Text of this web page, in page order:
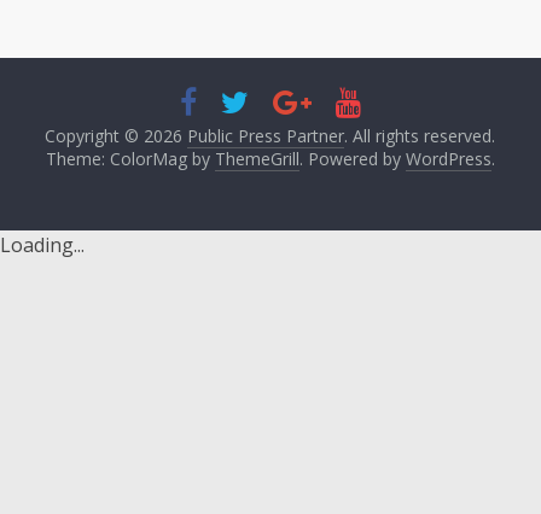
Copyright © 2026 Public Press Partner. All rights reserved.
Theme: ColorMag by ThemeGrill. Powered by WordPress.
Loading...